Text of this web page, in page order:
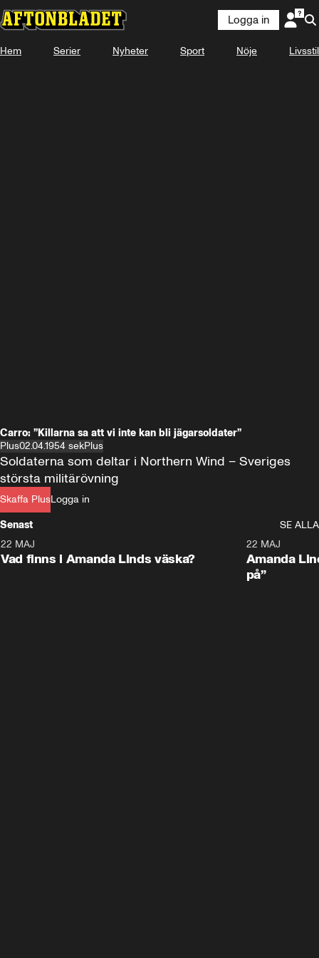
Logga in
Hem Serier Nyheter Sport Nöje Livsstil
Carro: ”Killarna sa att vi inte kan bli jägarsoldater”
Plus02.04.1954 sekPlus
Skaffa PlusLogga in
Soldaterna som deltar i Northern Wind – Sveriges
största militärövning
Senast
SE ALLA
Plus
22 MAJ
Vad finns i Amanda Linds väska?
Plus
22 MAJ
Amanda
på”